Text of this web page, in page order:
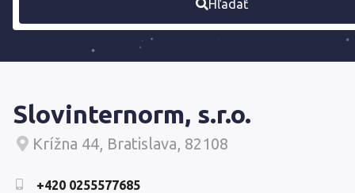
Hľadať
Slovinternorm, s.r.o.
Krížna 44, Bratislava, 82108
+420 0255577685